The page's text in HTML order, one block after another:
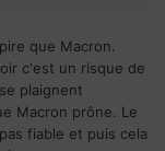
que Macron.
c'est un risque de
plaignent
Macron prône. Le
fiable et puis cela